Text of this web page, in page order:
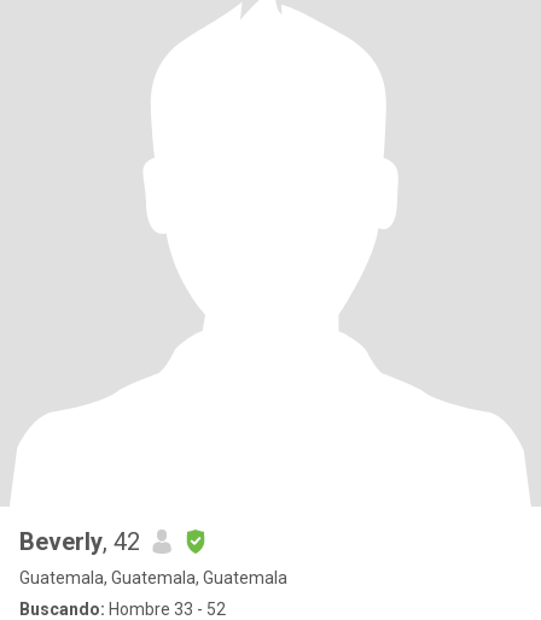
Beverly, 42
Guatemala, Guatemala, Guatemala
Buscando: Hombre 33 - 52